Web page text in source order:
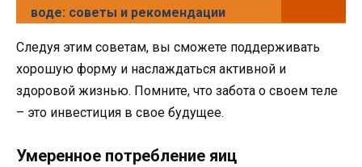
воде: советы и рекомендации
Следуя этим советам, вы сможете поддерживать
хорошую форму и наслаждаться активной и
здоровой жизнью. Помните, что забота о своем теле
– это инвестиция в свое будущее.
Умеренное потребление яиц